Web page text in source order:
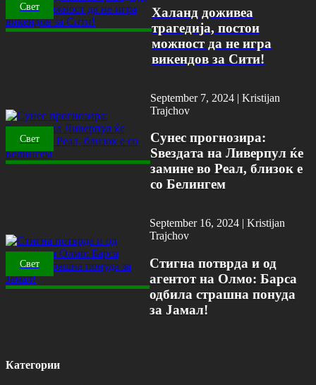
Свет
Халанд доживеа
трагедија, постои
можност да не игра
викендов за Сити!
Свет
September 7, 2024 | Kristijan
Trajchov
Сунес прогнозира:
Ѕвездата на Ливерпул ќе
замине во Реал, близок е
со Белингем
Свет
September 16, 2024 | Kristijan
Trajchov
Стигна потврда и од
агентот на Олмо: Барса
одбила страшна понуда
за Јамал!
Категории